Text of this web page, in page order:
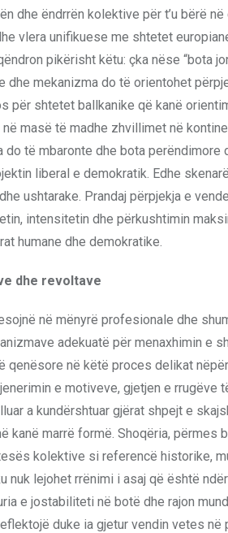
dhe ëndrrën kolektive për t’u bërë
vlera unifikuese me shtetet
pikërisht këtu: çka nëse “bota
dhe mekanizma do të orientohet
për shtetet ballkanike që kanë
masë të madhe zhvillimet në
do të mbaronte dhe bota
liberal e demokratik. Edhe
ushtarake. Prandaj përpjekja e
intensitetin dhe përkushtimin
humane dhe demokratike.
dhe revoltave
në mënyrë profesionale dhe
adekuatë për menaxhimin e
qenësore në këtë proces delikat
e motiveve, gjetjen e rrugëve
a kundërshtuar gjërat shpejt e
kanë marrë formë. Shoqëria,
kolektive si referencë historike,
nuk lejohet rrënimi i asaj që është
e jostabiliteti në botë dhe rajon
duke ia gjetur vendin vetes në